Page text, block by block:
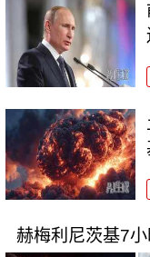
赫梅利尼茨基7